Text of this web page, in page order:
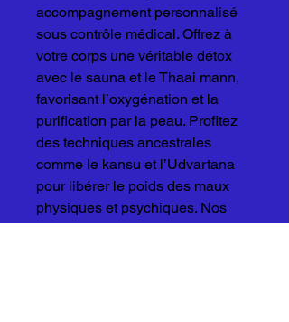
accompagnement personnalisé
sous contrôle médical. Offrez à
votre corps une véritable détox
avec le sauna et le Thaai mann,
favorisant l’oxygénation et la
purification par la peau. Profitez
des techniques ancestrales
comme le kansu et l’Udvartana
pour libérer le poids des maux
physiques et psychiques. Nos
experts vous proposent